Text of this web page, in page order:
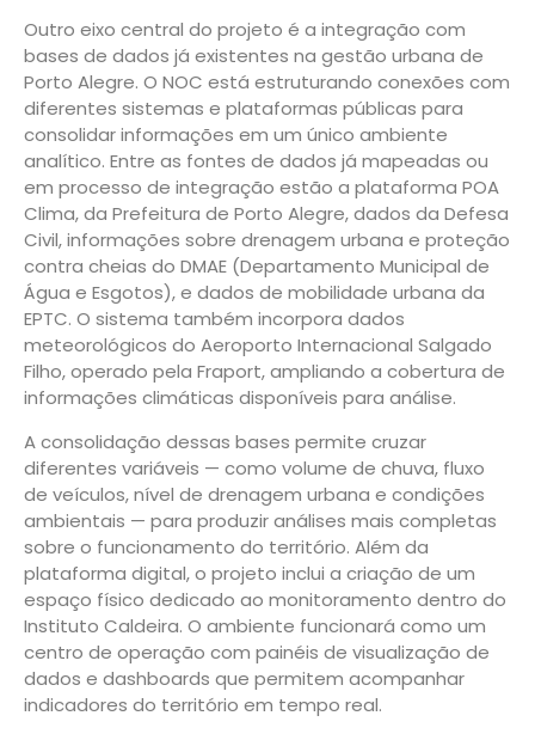
Outro eixo central do projeto é a integração com
bases de dados já existentes na gestão urbana de
Porto Alegre. O NOC está estruturando conexões com
diferentes sistemas e plataformas públicas para
consolidar informações em um único ambiente
analítico. Entre as fontes de dados já mapeadas ou
em processo de integração estão a plataforma POA
Clima, da Prefeitura de Porto Alegre, dados da Defesa
Civil, informações sobre drenagem urbana e proteção
contra cheias do DMAE (Departamento Municipal de
Água e Esgotos), e dados de mobilidade urbana da
EPTC. O sistema também incorpora dados
meteorológicos do Aeroporto Internacional Salgado
Filho, operado pela Fraport, ampliando a cobertura de
informações climáticas disponíveis para análise.
A consolidação dessas bases permite cruzar
diferentes variáveis — como volume de chuva, fluxo
de veículos, nível de drenagem urbana e condições
ambientais — para produzir análises mais completas
sobre o funcionamento do território. Além da
plataforma digital, o projeto inclui a criação de um
espaço físico dedicado ao monitoramento dentro do
Instituto Caldeira. O ambiente funcionará como um
centro de operação com painéis de visualização de
dados e dashboards que permitem acompanhar
indicadores do território em tempo real.